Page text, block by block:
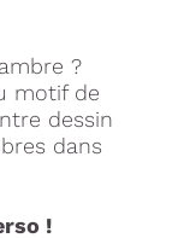
?
motif de
dessin
dans
!